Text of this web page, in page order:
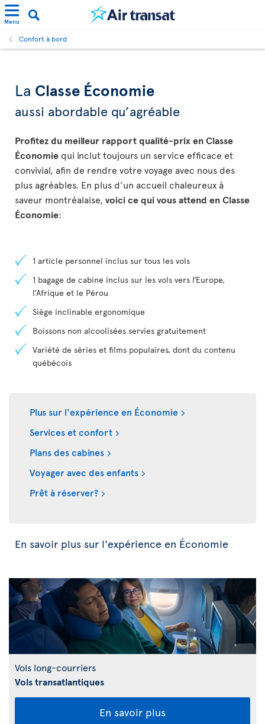
Menu
Confort à bord
La Classe Économie
aussi abordable qu’agréable
Profitez du meilleur rapport qualité-prix en Classe
Économie qui inclut toujours un service efficace et
convivial, afin de rendre votre voyage avec nous des
plus agréables. En plus d’un accueil chaleureux à
saveur montréalaise, voici ce qui vous attend en Classe
Économie:
1 article personnel inclus sur tous les vols
1 bagage de cabine inclus sur les vols vers l’Europe,
l’Afrique et le Pérou
Siège inclinable ergonomique
Boissons non alcoolisées servies gratuitement
Variété de séries et films populaires, dont du contenu
québécois
Plus sur l'expérience en Économie
Services et confort
Plans des cabines
Voyager avec des enfants
Prêt à réserver?
En savoir plus sur l'expérience en Économie
Vols long-courriers
Vols transatlantiques
En savoir plus